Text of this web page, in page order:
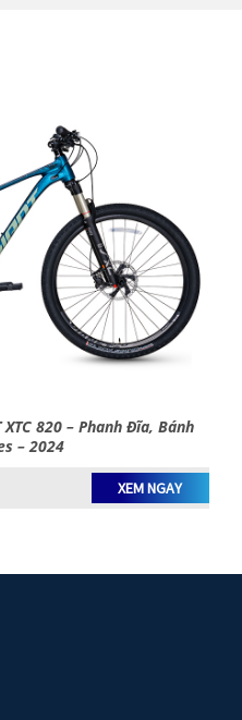
820 – Phanh Đĩa, Bánh
– 2024
XEM NGAY